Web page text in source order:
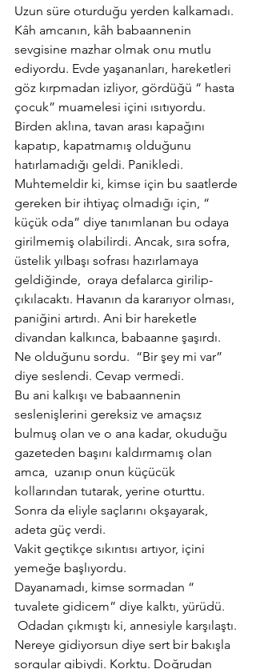
Uzun süre oturduğu yerden kalkamadı.
Kâh amcanın, kâh babaannenin
sevgisine mazhar olmak onu mutlu
ediyordu. Evde yaşananları, hareketleri
göz kırpmadan izliyor, gördüğü “ hasta
çocuk” muamelesi içini ısıtıyordu.
Birden aklına, tavan arası kapağını
kapatıp, kapatmamış olduğunu
hatırlamadığı geldi. Panikledi.
Muhtemeldir ki, kimse için bu saatlerde
gereken bir ihtiyaç olmadığı için, “
küçük oda” diye tanımlanan bu odaya
girilmemiş olabilirdi. Ancak, sıra sofra,
üstelik yılbaşı sofrası hazırlamaya
geldiğinde,  oraya defalarca girilip-
çıkılacaktı. Havanın da kararıyor olması,
paniğini artırdı. Ani bir hareketle
divandan kalkınca, babaanne şaşırdı.
Ne olduğunu sordu.  “Bir şey mi var”
diye seslendi. Cevap vermedi.
Bu ani kalkışı ve babaannenin
seslenişlerini gereksiz ve amaçsız
bulmuş olan ve o ana kadar, okuduğu
gazeteden başını kaldırmamış olan
amca,  uzanıp onun küçücük
kollarından tutarak, yerine oturttu.
Sonra da eliyle saçlarını okşayarak,
adeta güç verdi.
Vakit geçtikçe sıkıntısı artıyor, içini
yemeğe başlıyordu.
Dayanamadı, kimse sormadan “
tuvalete gidicem” diye kalktı, yürüdü.
Odadan çıkmıştı ki, annesiyle karşılaştı.
Nereye gidiyorsun diye sert bir bakışla
sorgular gibiydi. Korktu. Doğrudan